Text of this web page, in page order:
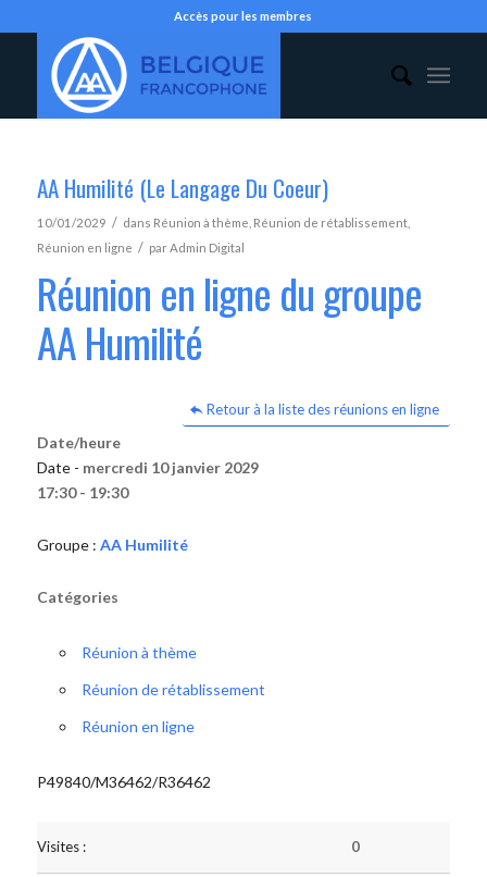
Accès pour les membres
AA Humilité (Le Langage Du Coeur)
10/01/2029 / dans Réunion à thème Réunion de rétablissement,
Réunion en ligne / parAdmin Digital
Réunion en ligne du groupe
AA Humilité
Retour à la liste des réunions en ligne
Date/heure
Date - mercredi 10 janvier 2029
17:30 - 19:30
Groupe : AA Humilité
Catégories
Réunion à thème
Réunion de rétablissement
Réunion en ligne
P49840/M36462/R36462
Visites : 0